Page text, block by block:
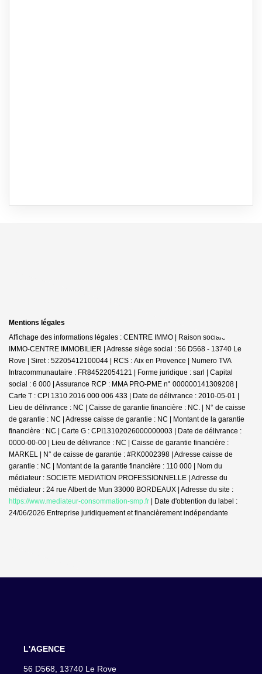
Mentions légales
Affichage des informations légales : CENTRE IMMO | Raison sociale : JDG
IMMO-CENTRE IMMOBILIER | Adresse siège social : 56 D568 - 13740 Le
Rove | Siret : 52205412100044 | RCS : Aix en Provence | Numero TVA
Intracommunautaire : FR84522054121 | Forme juridique : sarl | Capital
social : 6 000 | Assurance RCP : MMA PRO-PME n° 000000141309208 |
Carte T : CPI 1310 2016 000 006 433 | Date de délivrance : 2010-05-01 |
Lieu de délivrance : NC | Caisse de garantie financière : NC. | N° de caisse
de garantie : NC | Adresse caisse de garantie : NC | Montant de la garantie
financière : NC | Carte G : CPI13102026000000003 | Date de délivrance :
0000-00-00 | Lieu de délivrance : NC | Caisse de garantie financière :
MARKEL | N° de caisse de garantie : #RK0002398 | Adresse caisse de
garantie : NC | Montant de la garantie financière : 110 000 | Nom du
médiateur : SOCIETE MEDIATION PROFESSIONNELLE | Adresse du
médiateur : 24 rue Albert de Mun 33000 BORDEAUX | Adresse du site :
https://www.mediateur-consommation-smp.fr | Date d'obtention du label :
24/06/2026 Entreprise juridiquement et financièrement indépendante
L'AGENCE
56 D568, 13740 Le Rove